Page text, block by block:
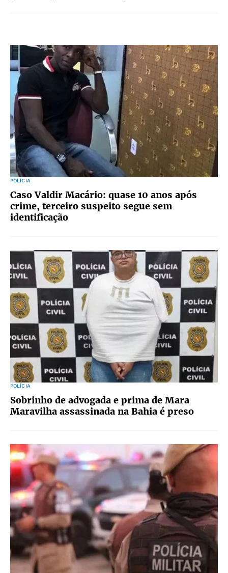
POLÍCIA
Caso Valdir Macário: quase 10 anos após
crime, terceiro suspeito segue sem
identificação
POLÍCIA
Sobrinho de advogada e prima de Mara
Maravilha assassinada na Bahia é preso